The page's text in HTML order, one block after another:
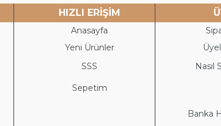
HIZLI ERİŞİM
Anasayfa
Yeni Ürünler
SSS Nasıl
Sepetim
Banka